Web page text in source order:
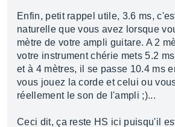
Enfin, petit rappel utile, 3.6 ms,
naturelle que vous avez lorsque
mètre de votre ampli guitare. A 2
votre instrument chérie mets 5.2
et à 4 mètres, il se passe 10.4 ms
vous jouez la corde et celui ou
réellement le son de l'ampli ;)...
Ceci dit, ça reste HS ici puisqu'il